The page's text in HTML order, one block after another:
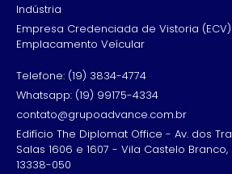
Indústria
Empresa Credenciada de Vistoria
Emplacamento Veícular
Telefone: (19) 3834-4774
Whatsapp: (19) 99175-4334
contato@grupoadvance.com.br
Edifício The Diplomat Office - Av. dos
Salas 1606 e 1607 - Vila Castelo
13338-050